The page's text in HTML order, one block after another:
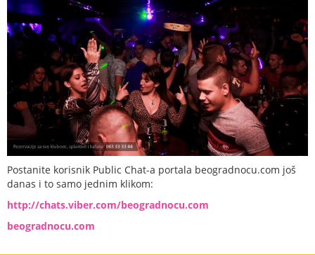
Postanite korisnik Public Chat-a portala beogradnocu.com još
danas i to samo jednim klikom:
http://chats.viber.com/beogradnocu.com
beogradnocu.com